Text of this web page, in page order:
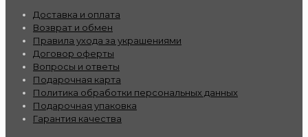
Доставка и оплата
Возврат и обмен
Правила ухода за украшениями
Договор оферты
Вопросы и ответы
Подарочная карта
Политика обработки персональных данных
Подарочная упаковка
Гарантия качества